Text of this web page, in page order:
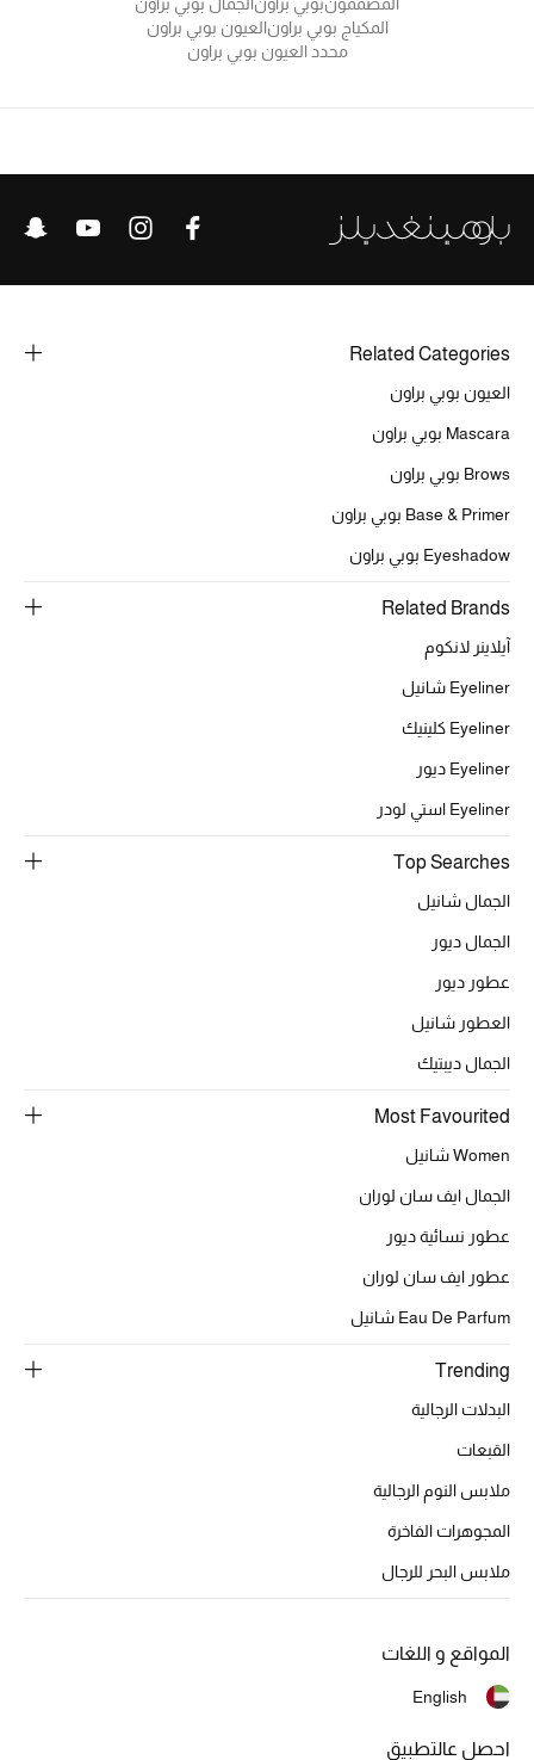
الموسم الجديد
ركن أناقة المنتجعات
حصريًا عبر الإنترنت
جميع إصدارتنا النسائية
تشكيلة المناسبات للنساء
الملابس الرياضية النسائية
تشكيلة الأعراس
هدايا للنساء
جميع الملابس النسائية
جميع الأحذية النسائية
جميع الإكسسورات النسائية
الحقائب النسائية
دليل ملتزمات الحقائب
حقائب الأطفال
أبرز الحقائب
تسوقوا الحقائب
المكياج بوبي براونالعيون بوبي براون
محدد العيون بوبي براون
Related Categories
العيون بوبي براون
Mascara بوبي براون
Brows بوبي براون
Base & Primer بوبي براون
Eyeshadow بوبي براون
Related Brands
آيلاينر لانكوم
Eyeliner شانيل
Eyeliner كلينيك
Eyeliner ديور
Eyeliner استي لودر
Top Searches
الجمال شانيل
الجمال ديور
عطور ديور
العطور شانيل
الجمال ديبتيك
Most Favourited
Women شانيل
الجمال ايف سان لوران
عطور نسائية ديور
عطور ايف سان لوران
Eau De Parfum شانيل
Trending
البدلات الرجالية
القبعات
ملابس النوم الرجالية
المجوهرات الفاخرة
ملابس البحر للرجال
المواقع و اللغات
English
احصل عالتطبيق